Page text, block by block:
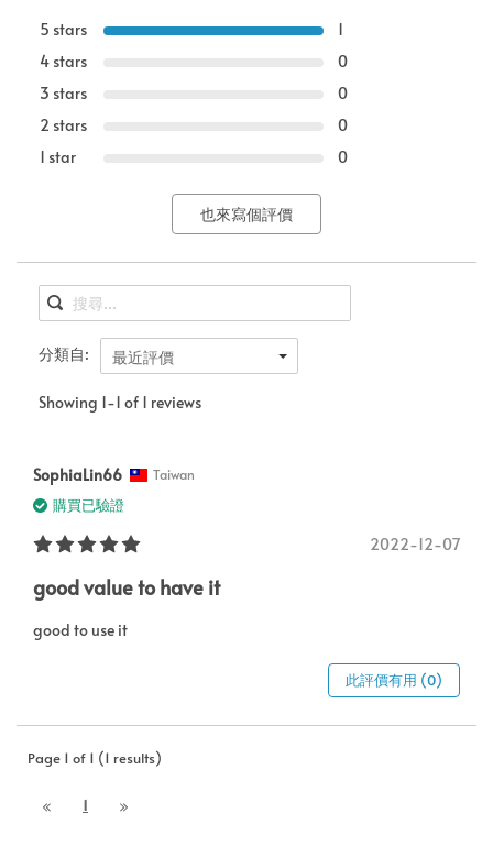
5 stars
1
4 stars
0
3 stars
0
2 stars
0
1 star
0
也來寫個評價
分類自: 最近評價
Showing 1-1 of 1 reviews
SophiaLin66 Taiwan
購買已驗證
2022-12-07
good value to have it
good to use it
此評價有用 (0)
Page 1 of 1 (1 results)
1